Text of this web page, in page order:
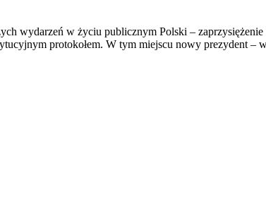
wydarzeń w życiu publicznym Polski –
protokołem. W tym miejscu nowy prezydent